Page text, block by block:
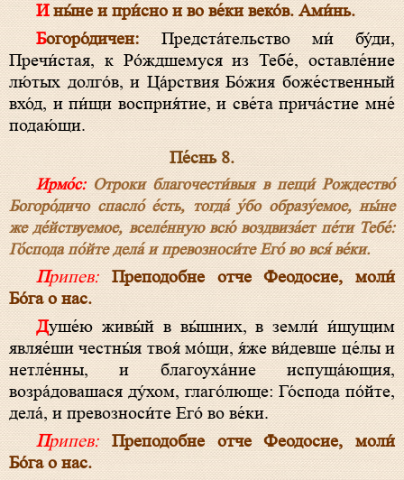
И ны́не и при́сно и во ве́ки веко́в. Ами́нь.
Богоро́дичен:Предста́тельство ми́ бу́ди,
Пречи́стая, к Ро́ждшемуся из Тебе́, оставле́ние
лю́тых долго́в, и Ца́рствия Бо́жия боже́ственный
вхо́д, и пи́щи восприя́тие, и све́та прича́стие мне́
подаю́щи.
Пе́снь 8.
Ирмо́с:Отроки благочести́выя в пещи́ Рождество́
Богоро́дичо спасло́ е́сть, тогда́ у́бо образу́емое, ны́не
же де́йствуемое, вселе́нную всю́ воздвиза́ет пе́ти Тебе́:
Го́спода по́йте дела́ и превозноси́те Его́ во вся́ ве́ки.
Припев:
Преподобне отче Феодосие, моли́
Бо́га о нас.
Душе́ю живы́й в вы́шних, в земли́ и́щущим
являе́ши честны́я твоя́ мо́щи, я́же ви́девше це́лы и
нетле́нны, и благоуха́ние испуща́ющия,
возра́довашася ду́хом, глаго́люще: Го́спода по́йте,
дела́, и превозноси́те Его́ во ве́ки.
Припев:
Преподобне отче Феодосие, моли́
Бо́га о нас.